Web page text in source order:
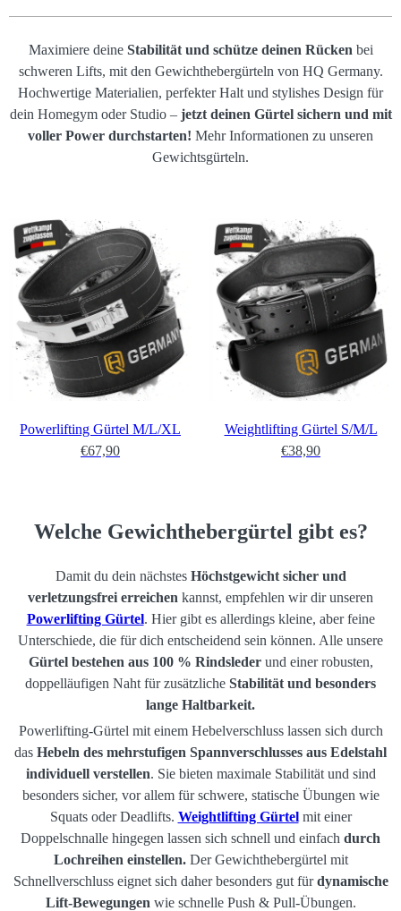
Maximiere deine Stabilität und schütze deinen Rücken bei
schweren Lifts, mit den Gewichthebergürteln von HQ Germany.
Hochwertige Materialien, perfekter Halt und stylishes Design für
dein Homegym oder Studio – jetzt deinen Gürtel sichern und mit
voller Power durchstarten! Mehr Informationen zu unseren
Gewichtsgürteln.
Powerlifting Gürtel M/L/XL
€67,90
Weightlifting Gürtel S/M/L
€38,90
Welche Gewichthebergürtel gibt es?
Damit du dein nächstes Höchstgewicht sicher und
verletzungsfrei erreichen kannst, empfehlen wir dir unseren
Powerlifting Gürtel. Hier gibt es allerdings kleine, aber feine
Unterschiede, die für dich entscheidend sein können. Alle unsere
Gürtel bestehen aus 100 % Rindslederund einer robusten,
doppelläufigen Naht für zusätzliche Stabilität und besonders
lange Haltbarkeit.
Powerlifting-Gürtel mit einem Hebelverschluss lassen sich durch
das Hebeln des mehrstufigen Spannverschlusses aus Edelstahl
individuell verstellen. Sie bieten maximale Stabilität und sind
besonders sicher, vor allem für schwere, statische Übungen wie
Squats oder Deadlifts. Weightlifting Gürtelmit einer
Doppelschnalle hingegen lassen sich schnell und einfach durch
Lochreihen einstellen.Der Gewichthebergürtel mit
Schnellverschluss eignet sich daher besonders gut fürdynamische
Lift-Bewegungen wie schnelle Push & Pull-Übungen.